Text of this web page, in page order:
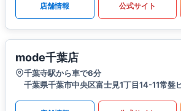
店舗情報 公式サイト
mode千葉店
千葉寺駅から車で6分
千葉県千葉市中央区富士見1丁目14-11常盤